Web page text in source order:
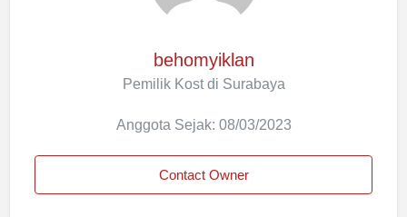
behomyiklan
Pemilik Kost di Surabaya
Anggota Sejak: 08/03/2023
Contact Owner